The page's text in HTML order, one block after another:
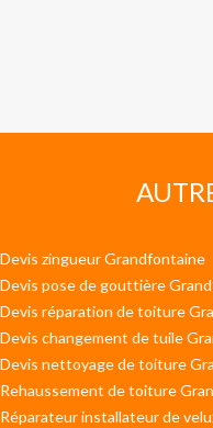
Devis zingueur Grandfontaine
Devis pose de gouttière
Devis réparation de toiture
Devis changement de tuile
Devis nettoyage de toiture
Rehaussement de toiture
Réparateur installateur de